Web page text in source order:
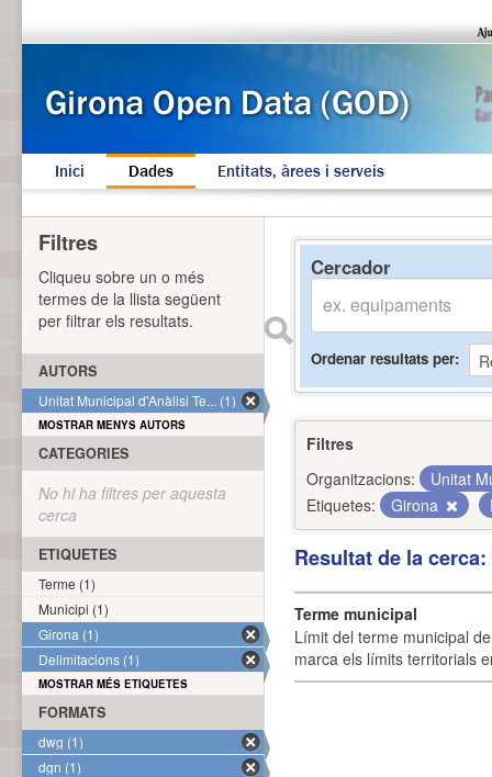
Inici Dades Entitats, àrees i serveis
Cercador
Ordenar resultats per
Filtres
Organitzacions:
Unitat
Etiquetes:
Girona
Resultat de la
Terme municipal
Límit del terme municipal
marca els límits territorials
Filtres
Cliqueu sobre un o més
termes de la llista següent
per filtrar els resultats.
AUTORS
Unitat Municipal d'Anàlisi Te... (1)
MOSTRAR MENYS AUTORS
CATEGORIES
No hi ha filtres per aquesta
cerca
ETIQUETES
Terme (1)
Municipi (1)
Girona (1)
Delimitacions (1)
MOSTRAR MÉS ETIQUETES
FORMATS
dwg (1)
dgn (1)